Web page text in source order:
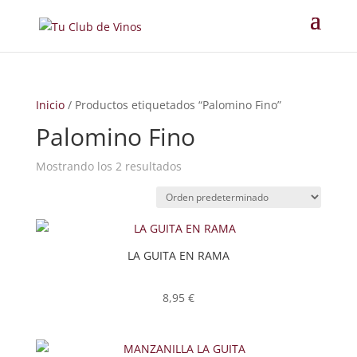
Inicio/ Productos etiquetados “Palomino Fino”
Palomino Fino
Mostrando los 2 resultados
LA GUITA EN RAMA
8,95 €